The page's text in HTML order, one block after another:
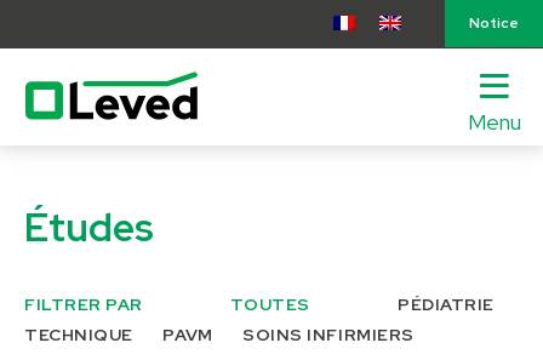
Notice
Menu
Études
FILTRER PAR TOUTES
PÉDIATRIE
TECHNIQUE
PAVM SOINS INFIRMIERS